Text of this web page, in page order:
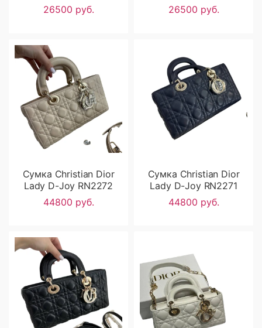
26500 руб.
26500 руб.
Сумка Christian Dior
Lady D-Joy RN2272
44800 руб.
Сумка Christian Dior
Lady D-Joy RN2271
44800 руб.